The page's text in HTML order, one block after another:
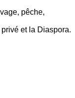
pêche,
et la Diaspora.